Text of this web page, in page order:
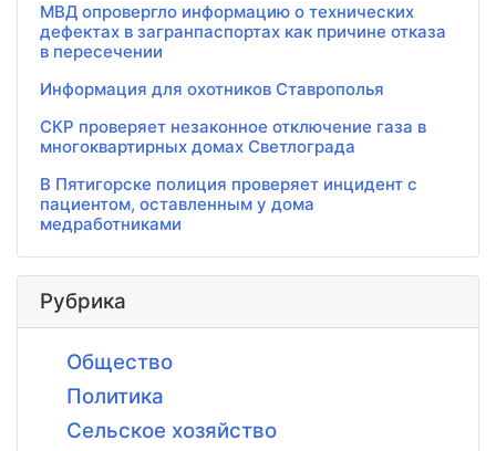
МВД опровергло информацию о технических
дефектах в загранпаспортах как причине отказа
в пересечении
​Информация для охотников Ставрополья
СКР проверяет незаконное отключение газа в
многоквартирных домах Светлограда
В Пятигорске полиция проверяет инцидент с
пациентом, оставленным у дома
медработниками
Рубрика
Общество
Политика
Сельское хозяйство